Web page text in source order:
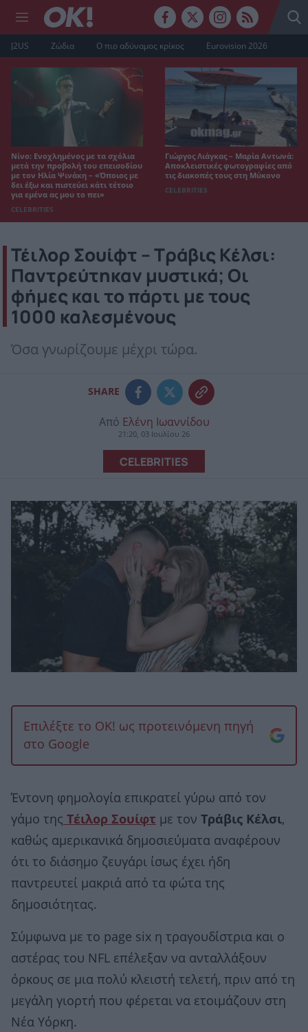
J2US Ζώδια Ο πιο αδύναμος κρίκος Eurovision 2026
Νίνο: Ενοχλημένος με τα σχόλια
μετά την προβολή του επεισοδίου
με τον Ηλία Ψινάκη – «Όποιος με
δει έξω και πιστεύει κάτι τέτοιο
για εμένα ας μου το πει»
CELEBRITIES
Γιώργος Λιάγκας – Μαρία Αντωνά:
Αποκλειστικές φωτογραφίες από
τις διακοπές τους στη Μύκονο
CELEBRITIES
Τέιλορ Σουίφτ – Τράβις Κέλσι:
Παντρεύτηκαν μυστικά; Οι
φήμες και το πάρτι με τους
1000 καλεσμένους
Όσα γνωρίζουμε μέχρι τώρα.
SHARE
Από Ελένη Ιωαννίδου
21:20, 03 Ιουλίου 26
CELEBRITIES
Επιλέξτε το OK! ως προτεινόμενη πηγή
στο Google
Έντονη φημολογία επικρατεί γύρω από τον
γάμο της Τέιλορ Σουίφτ με τον Τράβις Κέλσι,
καθώς αμερικανικά δημοσιεύματα αναφέρουν
ότι το διάσημο ζευγάρι ίσως έχει ήδη
παντρευτεί μακριά από τα φώτα της
δημοσιότητας.
Σύμφωνα με το page six η τραγουδίστρια και ο
αστέρας του NFL επέλεξαν να ανταλλάξουν
όρκους σε μια πολύ κλειστή τελετή, πριν από τη
μεγάλη γιορτή που φέρεται να ετοιμάζουν στη
Νέα Υόρκη.